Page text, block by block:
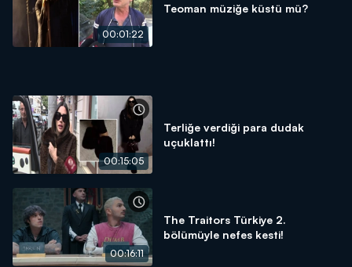
00:01:22
Teoman müziğe küstü mü?
00:15:05
Terliğe verdiği para dudak
uçuklattı!
00:16:11
The Traitors Türkiye 2.
bölümüyle nefes kesti!